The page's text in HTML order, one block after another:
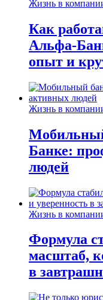
Жизнь в
Как
Альфа-
опыт и
Жизнь в
Банке:
людей
Жизнь в
Формула
масштаб,
в